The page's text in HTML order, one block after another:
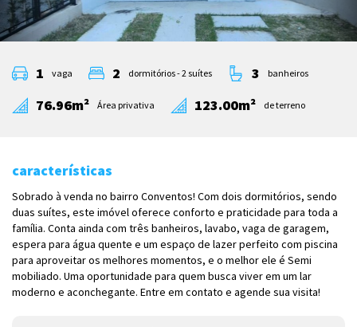
1 vaga 2 dormitórios - 2 suítes 3 banheiros
76.96m² Área privativa 123.00m² de terreno
características
Sobrado à venda no bairro Conventos! Com dois dormitórios, sendo
duas suítes, este imóvel oferece conforto e praticidade para toda a
família. Conta ainda com três banheiros, lavabo, vaga de garagem,
espera para água quente e um espaço de lazer perfeito com piscina
para aproveitar os melhores momentos, e o melhor ele é Semi
mobiliado. Uma oportunidade para quem busca viver em um lar
moderno e aconchegante. Entre em contato e agende sua visita!